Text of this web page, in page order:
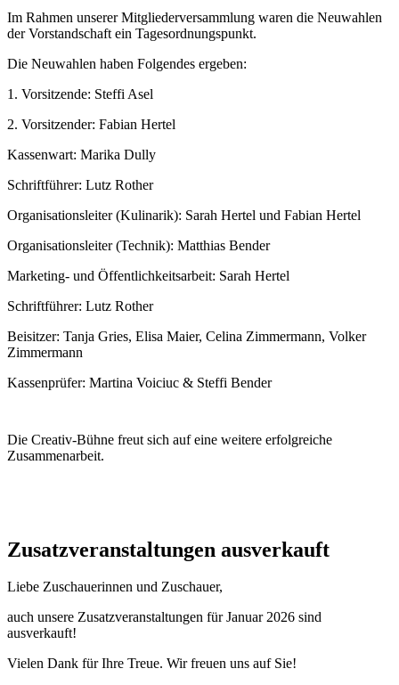
Im Rahmen unserer Mitgliederversammlung waren die Neuwahlen
der Vorstandschaft ein Tagesordnungspunkt.
Die Neuwahlen haben Folgendes ergeben:
1. Vorsitzende: Steffi Asel
2. Vorsitzender: Fabian Hertel
Kassenwart: Marika Dully
Schriftführer: Lutz Rother
Organisationsleiter (Kulinarik): Sarah Hertel und Fabian Hertel
Organisationsleiter (Technik): Matthias Bender
Marketing- und Öffentlichkeitsarbeit: Sarah Hertel
Schriftführer: Lutz Rother
Beisitzer: Tanja Gries, Elisa Maier, Celina Zimmermann, Volker
Zimmermann
Kassenprüfer: Martina Voiciuc & Steffi Bender
Die Creativ-Bühne freut sich auf eine weitere erfolgreiche
Zusammenarbeit.
Zusatzveranstaltungen ausverkauft
Liebe Zuschauerinnen und Zuschauer,
auch unsere Zusatzveranstaltungen für Januar 2026 sind
ausverkauft!
Vielen Dank für Ihre Treue. Wir freuen uns auf Sie!